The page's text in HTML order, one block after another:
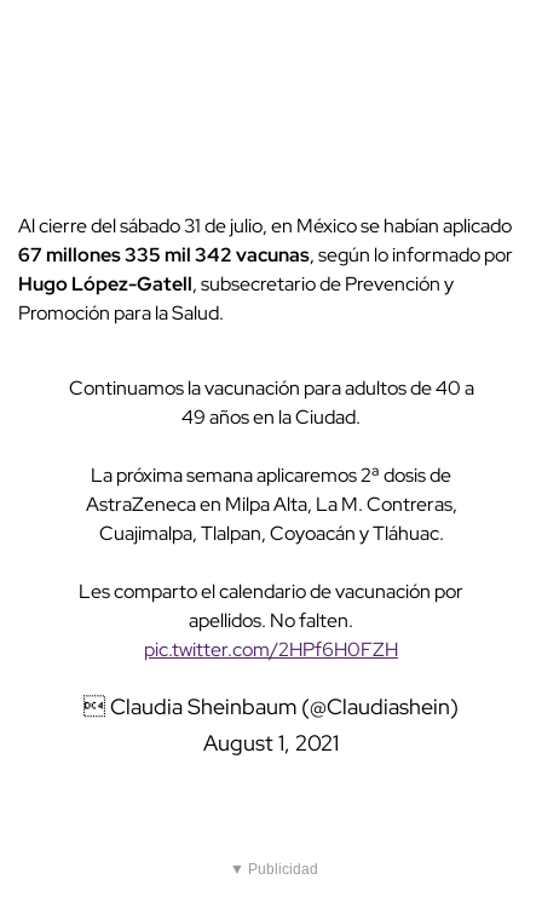
Al cierre del sábado 31 de julio, en México se habían aplicado
67 millones 335 mil 342 vacunas, según lo informado por
Hugo López-Gatell, subsecretario de Prevención y
Promoción para la Salud.
Continuamos la vacunación para adultos de 40 a
49 años en la Ciudad.
La próxima semana aplicaremos 2ª dosis de
AstraZeneca en Milpa Alta, La M. Contreras,
Cuajimalpa, Tlalpan, Coyoacán y Tláhuac.
Les comparto el calendario de vacunación por
apellidos. No falten.
pic.twitter.com/2HPf6H0FZH
 Claudia Sheinbaum (@Claudiashein)
August 1, 2021
▼ Publicidad